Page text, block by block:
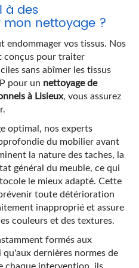
à des
nettoyage ?
endommager vos tissus. Nos
conçus pour traiter
sans abîmer les tissus
pour un nettoyage de
à Lisieux, vous assurez
optimal, nos experts
du mobilier avant
la nature des taches, la
général du meuble, ce qui
le mieux adapté. Cette
toute détérioration
inapproprié et assure
couleurs et des textures.
formés aux
dernières normes de
chaque intervention, ils